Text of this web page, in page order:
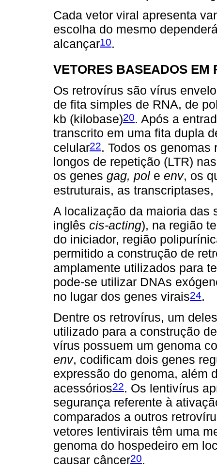
Cada vetor viral apresenta
escolha do mesmo
alcançar10.
VETORES BASEADOS EM
Os retrovírus são vírus
de fita simples de RNA, de
kb (kilobase)20. Após a
transcrito em uma fita dupla
celular22. Todos os
longos de repetição (LTR)
os genes gag, pol e env, os
estruturais, as
A localização da maioria
inglês cis-acting), na região
do iniciador, região
permitido a construção de
amplamente utilizados para
pode-se utilizar DNAs
no lugar dos genes virais24.
Dentre os retrovírus, um
utilizado para a construção
vírus possuem um genoma
env, codificam dois genes
expressão do genoma, além
acessórios22. Os lentivírus
segurança referente à
comparados a outros
vetores lentivirais têm uma
genoma do hospedeiro em
causar câncer20.